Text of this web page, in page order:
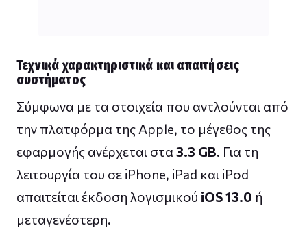
Τεχνικά χαρακτηριστικά και απαιτήσεις
συστήματος
Σύμφωνα με τα στοιχεία που αντλούνται από
την πλατφόρμα της Apple, το μέγεθος της
εφαρμογής ανέρχεται στα 3.3 GB. Για τη
λειτουργία του σε iPhone, iPad και iPod
απαιτείται έκδοση λογισμικού iOS 13.0 ή
μεταγενέστερη.